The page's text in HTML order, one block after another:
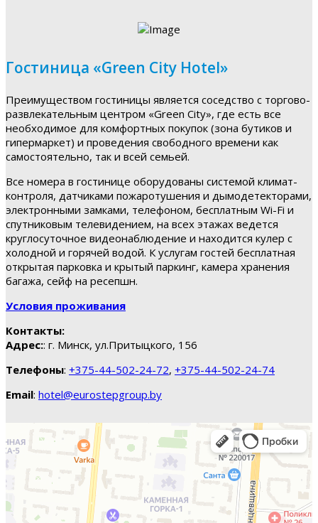
Гостиница «Green City Hotel»
Преимуществом гостиницы является соседство с торгово-
развлекательным центром «Green City», где есть все
необходимое для комфортных покупок (зона бутиков и
гипермаркет) и проведения свободного времени как
самостоятельно, так и всей семьей.
Все номера в гостинице оборудованы системой климат-
контроля, датчиками пожаротушения и дымодетекторами,
электронными замками, телефоном, бесплатным Wi-Fi и
спутниковым телевидением, на всех этажах ведется
круглосуточное видеонаблюдение и находится кулер с
холодной и горячей водой. К услугам гостей бесплатная
открытая парковка и крытый паркинг, камера хранения
багажа, сейф на ресепшн.
Условия проживания
Контакты:
Адрес:: г. Минск, ул.Притыцкого, 156
Телефоны: +375-44-502-24-72, +375-44-502-24-74
Email: hotel@eurostepgroup.by